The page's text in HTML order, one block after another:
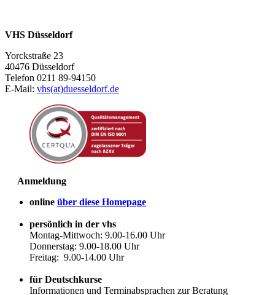
VHS Düsseldorf
Yorckstraße 23
40476 Düsseldorf
Telefon 0211 89-94150
E-Mail: vhs(at)duesseldorf.de
Anmeldung
online über diese Homepage
persönlich in der vhs
Montag-Mittwoch: 9.00-16.00 Uhr
Donnerstag: 9.00-18.00 Uhr
Freitag: 9.00-14.00 Uhr
für Deutschkurse
Informationen und Terminabsprachen zur Beratung